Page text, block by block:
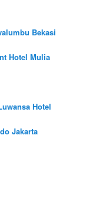
Bekasi
Hotel Mulia
Hotel
Jakarta